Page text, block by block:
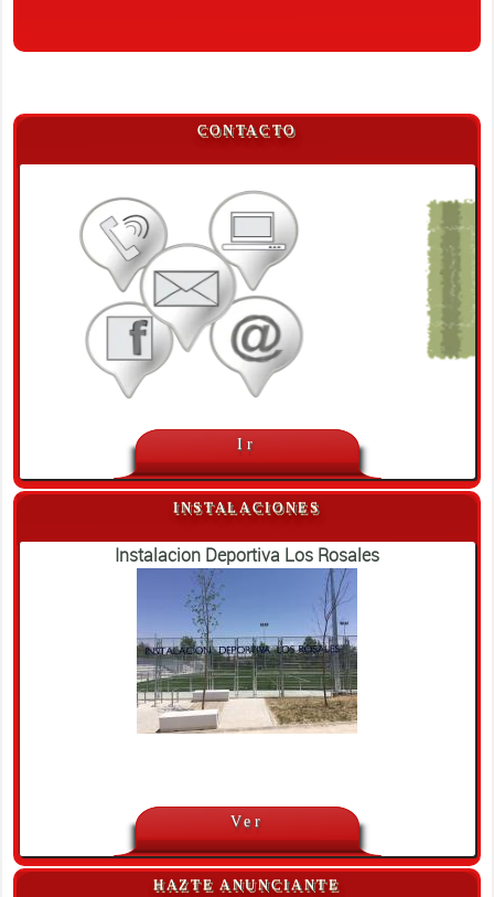
CONTACTO
Ir
INSTALACIONES
Instalacion Deportiva Los Rosales
Ver
HAZTE ANUNCIANTE